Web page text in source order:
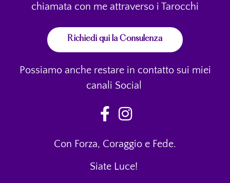
chiamata con me attraverso i Tarocchi
Richiedi qui la Consulenza
Possiamo anche restare in contatto sui miei
canali Social
Con Forza, Coraggio e Fede.
Siate Luce!